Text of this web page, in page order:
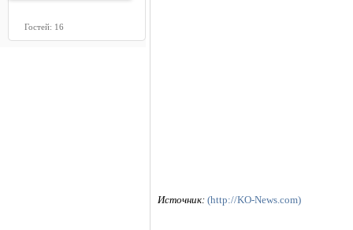
Гостей: 16
Источник: (http://KO-News.com)